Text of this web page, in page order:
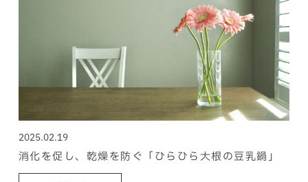
2025.02.19
消化を促し、乾燥を防ぐ「ひらひら大根の豆乳鍋」